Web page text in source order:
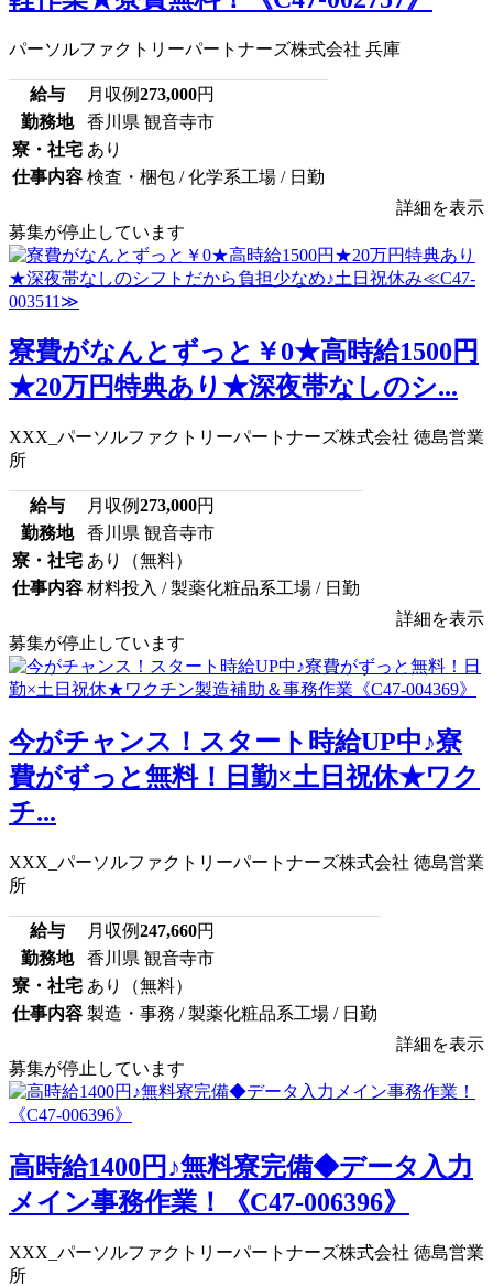
パーソルファクトリーパートナーズ株式会社 兵庫
給与 月収例273,000円
勤務地
香川県 観音寺市
寮・社宅 あり
仕事内容 検査・梱包 / 化学系工場 / 日勤
詳細を表示
募集が停止しています
寮費がなんとずっと￥0★高時給1500円
★20万円特典あり★深夜帯なしのシ...
XXX_パーソルファクトリーパートナーズ株式会社 徳島営業
所
給与 月収例273,000円
勤務地
香川県 観音寺市
寮・社宅 あり（無料）
仕事内容 材料投入 / 製薬化粧品系工場 / 日勤
詳細を表示
募集が停止しています
今がチャンス！スタート時給UP中♪寮
費がずっと無料！日勤×土日祝休★ワク
チ...
XXX_パーソルファクトリーパートナーズ株式会社 徳島営業
所
給与 月収例247,660円
勤務地
香川県 観音寺市
寮・社宅 あり（無料）
仕事内容 製造・事務 / 製薬化粧品系工場 / 日勤
詳細を表示
募集が停止しています
高時給1400円♪無料寮完備◆データ入力
メイン事務作業！《C47-006396》
XXX_パーソルファクトリーパートナーズ株式会社 徳島営業
所